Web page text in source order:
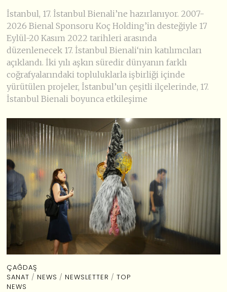
İstanbul, 17. İstanbul Bienali’ne hazırlanıyor. 2007-
2026 Bienal Sponsoru Koç Holding’in desteğiyle 17
Eylül-20 Kasım 2022 tarihleri arasında
düzenlenecek 17. İstanbul Bienali‘nin katılımcıları
açıklandı. ​​İki yılı aşkın süredir dünyanın farklı
coğrafyalarındaki topluluklarla işbirliği içinde
yürütülen projeler, İstanbul’un çeşitli ilçelerinde, 17.
İstanbul Bienali boyunca etkileşime
ÇAĞDAŞ
SANAT / NEWS / NEWSLETTER / TOP
NEWS